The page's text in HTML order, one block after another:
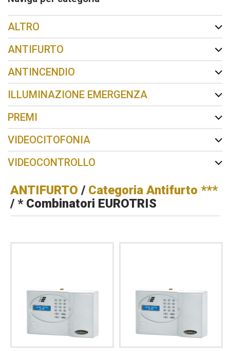
ALTRO
ANTIFURTO
ANTINCENDIO
ILLUMINAZIONE EMERGENZA
PREMI
VIDEOCITOFONIA
VIDEOCONTROLLO
ANTIFURTO / Categoria Antifurto ***
/ * Combinatori EUROTRIS